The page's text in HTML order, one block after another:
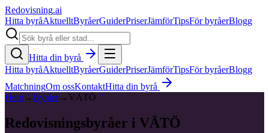
Redovisning.ai
Hitta byråAktuelltByråerGuiderPriserJämförTipsFör byråerBlogg
Hitta din byrå
Hitta byråAktuelltByråerGuiderPriserJämförTipsFör byråerBlogg
MatchningOm ossKontaktHitta din byrå
Hem→Byråer→ VÄTÖ
Redovisningsbyråer i VÄTÖ